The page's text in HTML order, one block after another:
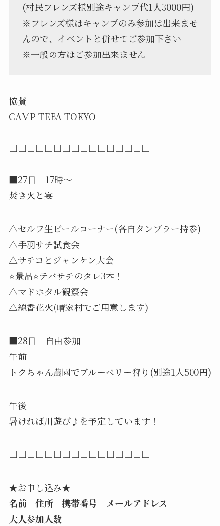
(村民フレンズ様別途キャンプ代1人3000円)
※フレンズ様はキャンプのみ参加は出来ませ
んので、イベントと併せてご参加下さい
※一般の方はご参加出来ません
協賛
CAMP TEBA TOKYO
□□□□□□□□□□□□□□□□
■27日 17時〜
焚き火と宴
△セルフ生ビールコーナー(各自タンブラー持参)
△手羽サチ試食会
△サチコとジャンケン大会
⭐️景品⭐️テバサチのタレ3本！
△マドホタル観察会
△線香花火(晴家村でご用意します)
■28日 自由参加
午前
トクちゃん農園でブルーベリー狩り(別途1人500円)
午後
暑ければ川遊び♪を予定しています！
□□□□□□□□□□□□□□□□
★お申し込み★
名前 住所 携帯番号 メールアドレス
大人参加人数